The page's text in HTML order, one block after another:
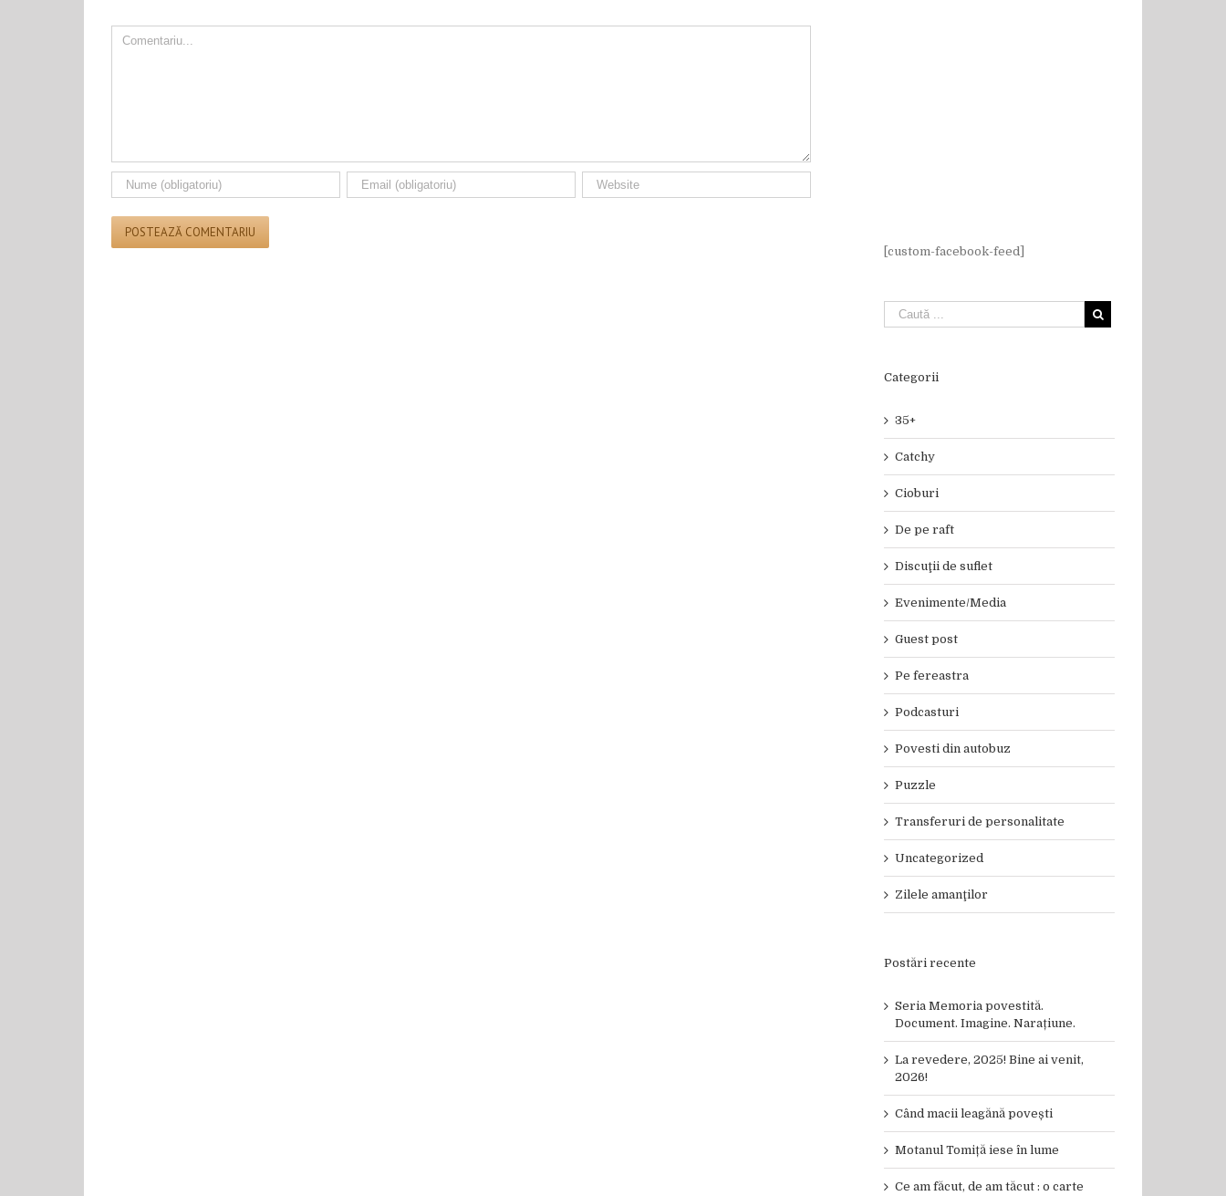
Comment
[custom-facebook-feed]
Categorii
35+
Catchy
Cioburi
De pe raft
Discuţii de suflet
Evenimente/Media
Guest post
Pe fereastra
Podcasturi
Povesti din autobuz
Puzzle
Transferuri de personalitate
Uncategorized
Zilele amanţilor
Postări recente
Seria Memoria povestită.
Document. Imagine. Narațiune.
La revedere, 2025! Bine ai venit,
2026!
Când macii leagănă povești
Motanul Tomiță iese în lume
Ce am făcut, de am tăcut : o carte